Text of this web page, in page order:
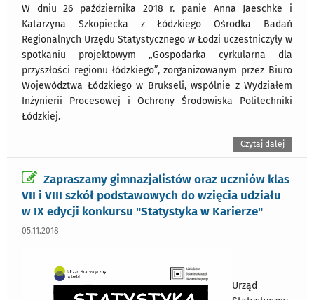
W dniu 26 października 2018 r. panie Anna Jaeschke i
Katarzyna Szkopiecka z Łódzkiego Ośrodka Badań
Regionalnych Urzędu Statystycznego w Łodzi uczestniczyły w
spotkaniu projektowym „Gospodarka cyrkularna dla
przyszłości regionu łódzkiego”, zorganizowanym przez Biuro
Województwa Łódzkiego w Brukseli, wspólnie z Wydziałem
Inżynierii Procesowej i Ochrony Środowiska Politechniki
Łódzkiej.
Czytaj dalej
Zapraszamy gimnazjalistów oraz uczniów klas
VII i VIII szkół podstawowych do wzięcia udziału
w IX edycji konkursu "Statystyka w Karierze"
05.11.2018
Urząd